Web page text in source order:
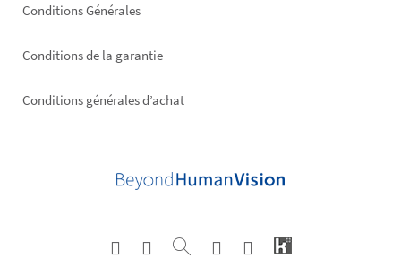
Conditions Générales
Conditions de la garantie
Conditions générales d’achat